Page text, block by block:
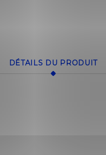
DÉTAILS DU PRODUIT